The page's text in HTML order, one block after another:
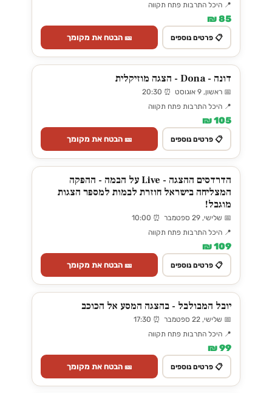
📍 היכל התרבות פתח תקווה
85 ₪
📋 פרטים נוספים 🎫 הבטח את מקומך
דונה - Dona - הצגה מוזיקלית
📅 ראשון, 9 אוגוסט ⏰ 20:30
📍 היכל התרבות פתח תקווה
105 ₪
📋 פרטים נוספים 🎫 הבטח את מקומך
הדרדסים ההצגה - Live על הבמה - ההפקה
המצליחה בישראל חוזרת לבמות למספר הצגות
מוגבל!
📅 שלישי, 29 ספטמבר ⏰ 10:00
📍 היכל התרבות פתח תקווה
109 ₪
📋 פרטים נוספים 🎫 הבטח את מקומך
יובל המבולבל - בהצגה המסע אל הכוכב
📅 שלישי, 22 ספטמבר ⏰ 17:30
📍 היכל התרבות פתח תקווה
99 ₪
📋 פרטים נוספים 🎫 הבטח את מקומך